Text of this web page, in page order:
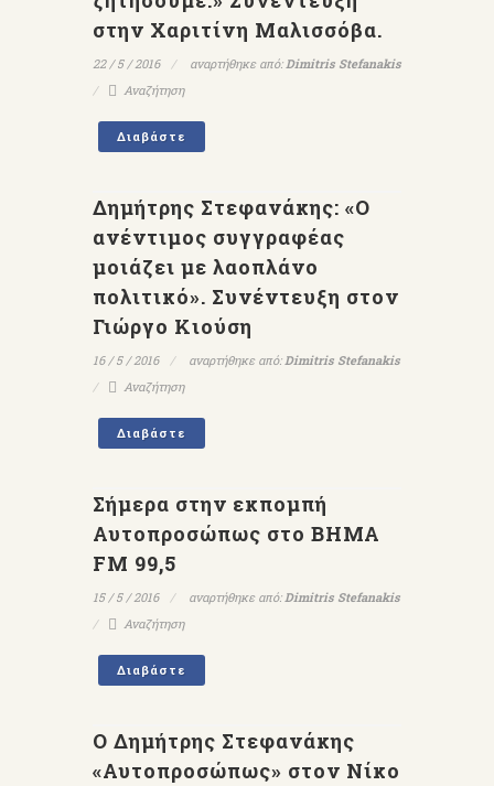
στην Χαριτίνη Μαλισσόβα.
22 / 5 / 2016 αναρτήθηκε από:Dimitris Stefanakis
Αναζήτηση
Διαβάστε
Δημήτρης Στεφανάκης: «Ο
ανέντιμος συγγραφέας
μοιάζει με λαοπλάνο
πολιτικό». Συνέντευξη στον
Γιώργο Κιούση
16 / 5 / 2016 αναρτήθηκε από:Dimitris Stefanakis
Αναζήτηση
Διαβάστε
Σήμερα στην εκπομπή
Αυτοπροσώπως στο ΒΗΜΑ
FM 99,5
15 / 5 / 2016 αναρτήθηκε από:Dimitris Stefanakis
Αναζήτηση
Διαβάστε
Ο Δημήτρης Στεφανάκης
«Αυτοπροσώπως» στον Νίκο